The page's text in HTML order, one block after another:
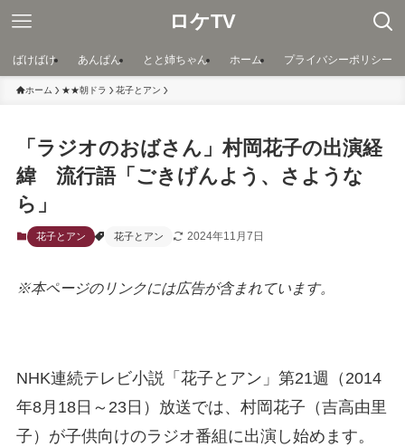
ロケTV
ばけばけ あんぱん とと姉ちゃん ホーム プライバシーポリシー
ホーム ★★朝ドラ 花子とアン
「ラジオのおばさん」村岡花子の出演経
緯 流行語「ごきげんよう、さような
ら」
花子とアン 花子とアン 2024年11月7日
※本ページのリンクには広告が含まれています。
NHK連続テレビ小説「花子とアン」第21週（2014
年8月18日～23日）放送では、村岡花子（吉高由里
子）が子供向けのラジオ番組に出演し始めます。